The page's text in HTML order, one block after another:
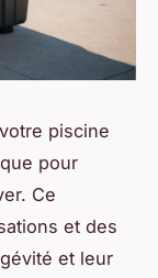
piscine
pour
Ce
et des
et leur